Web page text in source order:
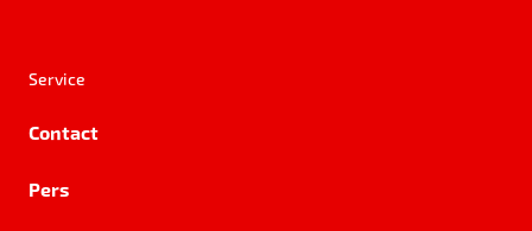
Service
Contact
Pers